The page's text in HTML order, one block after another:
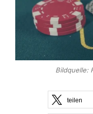
Bildquelle:
teilen